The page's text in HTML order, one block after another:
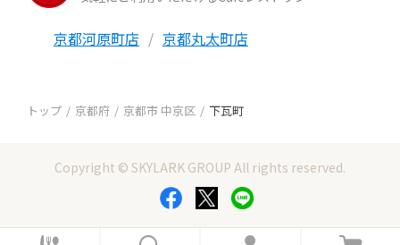
京都河原町店 京都丸太町店
トップ 京都府 京都市 中京区 下瓦町
Copyright © SKYLARK GROUP All rights reserved.